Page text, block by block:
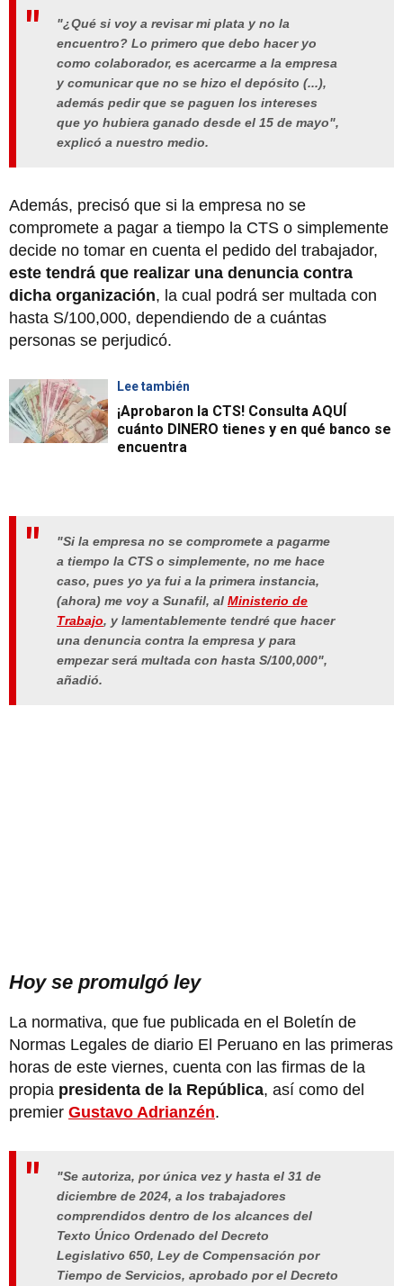
"¿Qué si voy a revisar mi plata y no la
encuentro? Lo primero que debo hacer yo
como colaborador, es acercarme a la empresa
y comunicar que no se hizo el depósito (...),
además pedir que se paguen los intereses
que yo hubiera ganado desde el 15 de mayo",
explicó a nuestro medio.
Además, precisó que si la empresa no se
compromete a pagar a tiempo la CTS o simplemente
decide no tomar en cuenta el pedido del trabajador,
este tendrá que realizar una denuncia contra
dicha organización, la cual podrá ser multada con
hasta S/100,000, dependiendo de a cuántas
personas se perjudicó.
Lee también
¡Aprobaron la CTS! Consulta AQUÍ
cuánto DINERO tienes y en qué banco se
encuentra
"Si la empresa no se compromete a pagarme
a tiempo la CTS o simplemente, no me hace
caso, pues yo ya fui a la primera instancia,
(ahora) me voy a Sunafil, al Ministerio de
Trabajo, y lamentablemente tendré que hacer
una denuncia contra la empresa y para
empezar será multada con hasta S/100,000",
añadió.
Hoy se promulgó ley
La normativa, que fue publicada en el Boletín de
Normas Legales de diario El Peruano en las primeras
horas de este viernes, cuenta con las firmas de la
propia presidenta de la República, así como del
premier Gustavo Adrianzén.
"Se autoriza, por única vez y hasta el 31 de
diciembre de 2024, a los trabajadores
comprendidos dentro de los alcances del
Texto Único Ordenado del Decreto
Legislativo 650, Ley de Compensación por
Tiempo de Servicios, aprobado por el Decreto